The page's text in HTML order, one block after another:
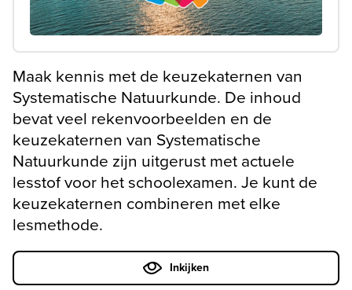
Maak kennis met de keuzekaternen van
Systematische Natuurkunde. De inhoud
bevat veel rekenvoorbeelden en de
keuzekaternen van Systematische
Natuurkunde zijn uitgerust met actuele
lesstof voor het schoolexamen. Je kunt de
keuzekaternen combineren met elke
lesmethode.
Inkijken